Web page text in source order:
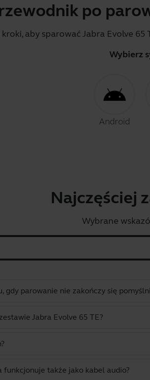
po
aby sparować Jabra Evolve
Wybierz
Android
Najczęściej
Wybrane
gdy parowanie nie zakończy się
Jabra Evolve 65 TE?
funkcjonuje także jako kabel audio?